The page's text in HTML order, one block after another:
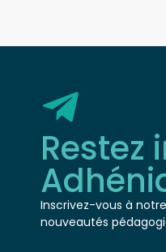
Restez
Inscrivez-vous à
nouveautés